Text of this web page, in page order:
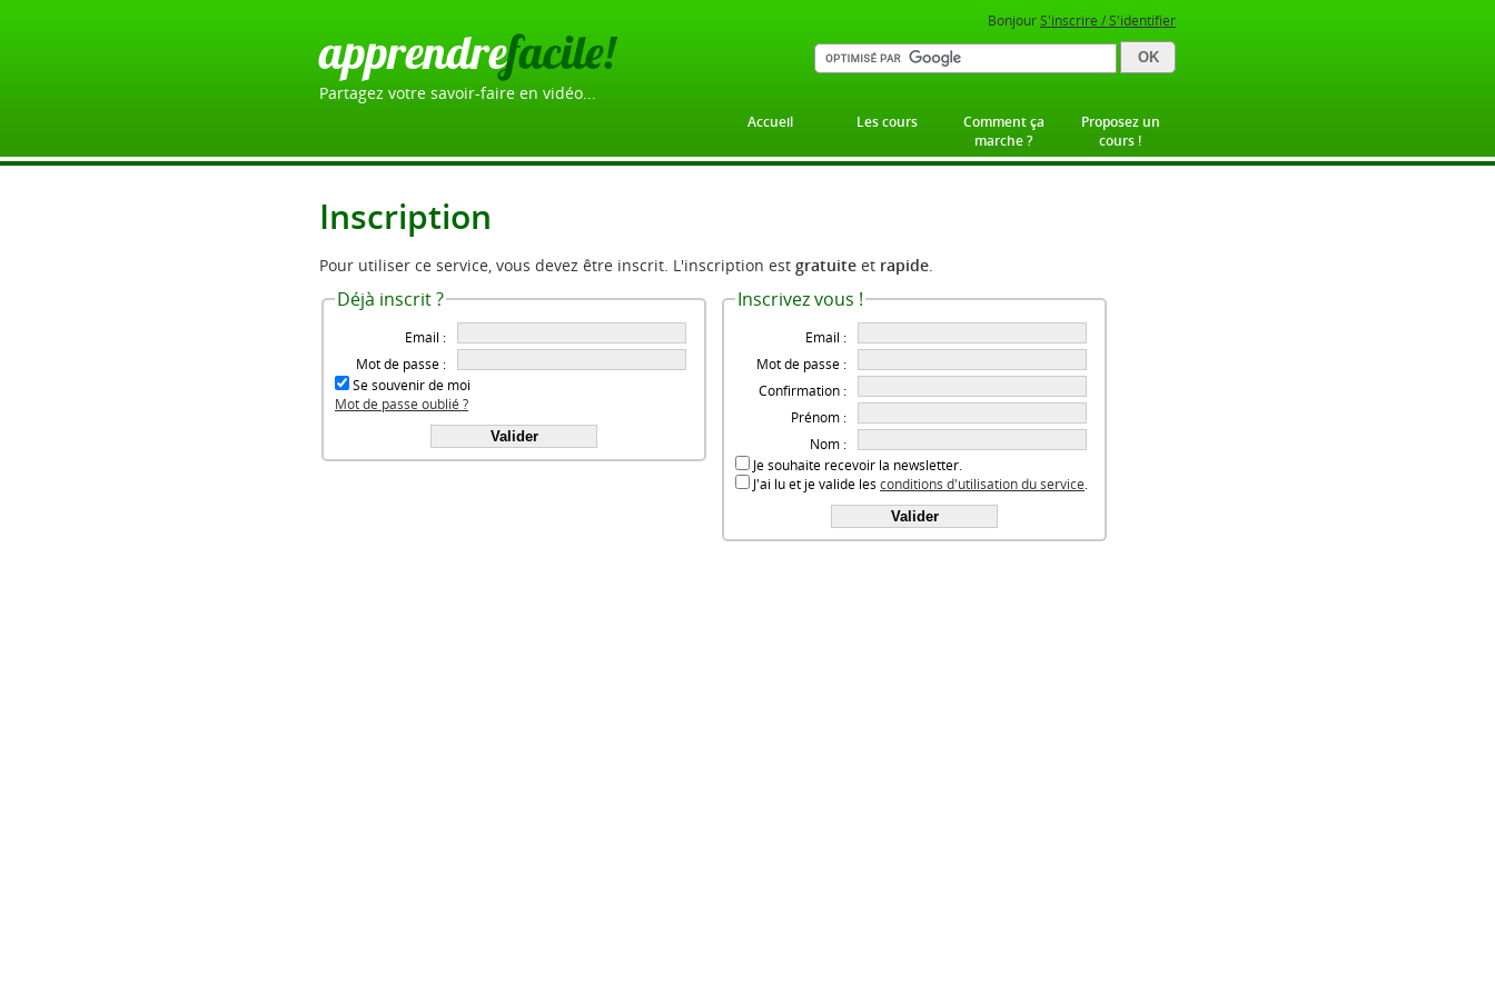
apprendrefacile!
Partagez votre savoir-faire en vidéo...
BonjourS'inscrire / S'identifier
Accueil Les cours
Comment ça
marche ?
Proposez un
cours !
Inscription
Pour utiliser ce service, vous devez être inscrit. L'inscription est gratuite et rapide.
Déjà inscrit ?
Email :
Mot de passe :
Se souvenir de moi
Mot de passe oublié ?
Inscrivez vous !
Email :
Mot de passe :
Confirmation :
Prénom :
Nom :
Je souhaite recevoir la newsletter.
J'ai lu et je valide les conditions d'utilisation du service.